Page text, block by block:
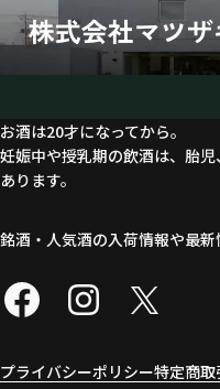
お酒は20才になってから。
妊娠中や授乳期の飲酒は、胎
あります。
プライバシーポリシー特定商
銘酒・人気酒の入荷情報や最新